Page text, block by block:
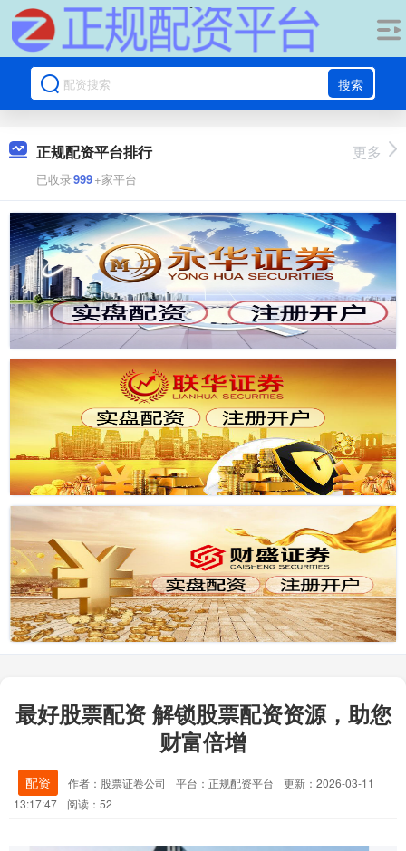
搜索
正规配资平台排行
已收录999+家平台
更多
最好股票配资 解锁股票配资资源，助您
财富倍增
配资 作者：股票证卷公司 平台：正规配资平台
更新：2026-03-11
13:17:47
阅读：52